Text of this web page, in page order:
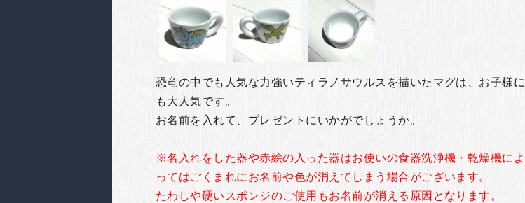
恐竜の中でも人気な力強いティラノサウルスを描いたマグは、お子様に
も大人気です。
お名前を入れて、プレゼントにいかがでしょうか。
※名入れをした器や赤絵の入った器はお使いの食器洗浄機・乾燥機によ
ってはごくまれにお名前や色が消えてしまう場合がございます。
たわしや硬いスポンジのご使用もお名前が消える原因となります。